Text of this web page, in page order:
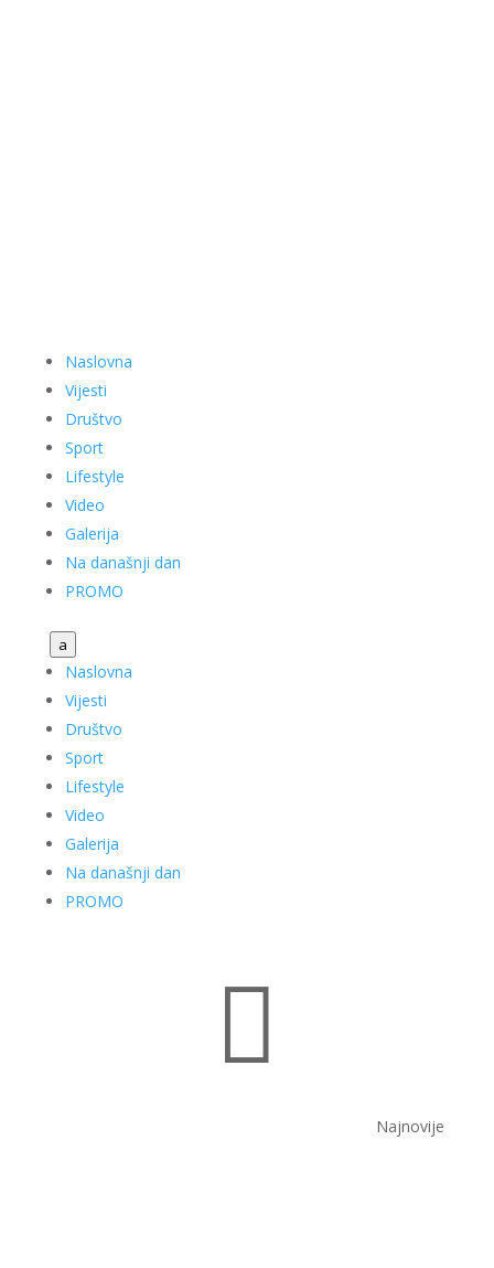
Naslovna
Vijesti
Društvo
Sport
Lifestyle
Video
Galerija
Na današnji dan
PROMO
a
Naslovna
Vijesti
Društvo
Sport
Lifestyle
Video
Galerija
Na današnji dan
PROMO

Najnovije